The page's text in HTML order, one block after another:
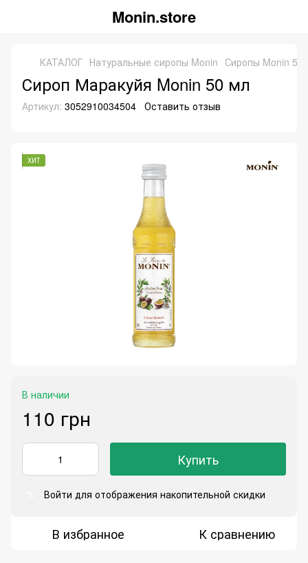
Monin.store
КАТАЛОГ Натуральные сиропы Monin Сиропы Monin 50
Сироп Маракуйя Monin 50 мл
Артикул: 3052910034504 Оставить отзыв
ХИТ
В наличии
110 грн
Купить
Войти для отображения накопительной скидки
В избранное К сравнению